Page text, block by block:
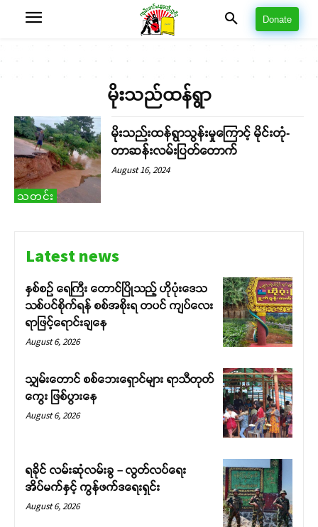
Donate
မိုးသည်ထန်ရွာ
သတင်း
မိုးသည်းထန်ရွာသွန်းမှုကြောင့် မိုင်းတုံ-
တာဆန်းလမ်းပြတ်တောက်
August 16, 2024
Latest news
နှစ်စဉ် ရေကြီး တောင်ပြိုသည့် ဟိုပုံးဒေသ
သစ်ပင်စိုက်ရန် စစ်အစိုးရ တပင် ကျပ်လေး
ရာဖြင့်ရောင်းချနေ
August 6, 2026
သျှမ်းတောင် စစ်ဘေးရှောင်များ ရာသီတုတ်
ကွေး ဖြစ်ပွားနေ
August 6, 2026
ရခိုင် လမ်းဆုံလမ်းခွ – လွတ်လပ်ရေး
အိပ်မက်နှင့် ကွန်ဖက်ဒရေးရှင်း
August 6, 2026